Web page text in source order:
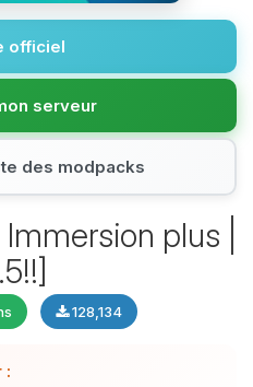
officiel
serveur
des modpacks
plus |
128,134
:
pour me
Dis-moi ce dont